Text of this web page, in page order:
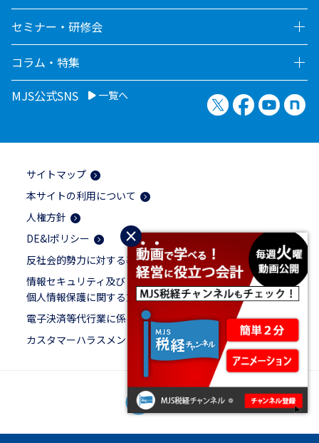
×
セミナー・研修会
コラム・特集
MJS公式SNS
一覧へ X（旧Twitter）
Facebook
サイトマップ
本サイトの利用について
人権方針
DE&Iポリシー
反社会的勢力に対する基本方針
情報セキュリティ及び
個人情報保護に関する方針
電子決済等代行業に係る表示
カスタマーハラスメントに対する基本方針